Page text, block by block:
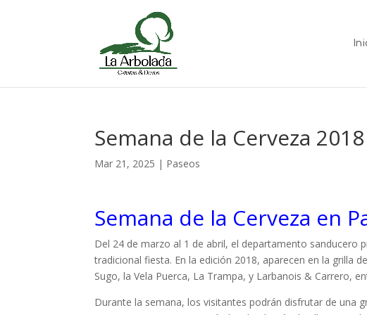
Semana de la Cerveza 2018
Mar 21, 2025 | Paseos
Semana de la Cerveza en
Del 24 de marzo al 1 de abril, el departamento sanducero
tradicional fiesta. En la edición 2018, aparecen en la grilla
Sugo, la Vela Puerca, La Trampa, y Larbanois & Carrero,
Durante la semana, los visitantes podrán disfrutar de una